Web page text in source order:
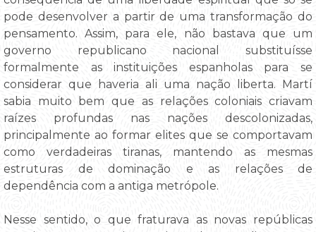
pode desenvolver a partir de uma transformação do
pensamento. Assim, para ele, não bastava que um
governo republicano nacional substituísse
formalmente as instituições espanholas para se
considerar que haveria ali uma nação liberta. Martí
sabia muito bem que as relações coloniais criavam
raízes profundas nas nações descolonizadas,
principalmente ao formar elites que se comportavam
como verdadeiras tiranas, mantendo as mesmas
estruturas de dominação e as relações de
dependência com a antiga metrópole.
Nesse sentido, o que fraturava as novas repúblicas